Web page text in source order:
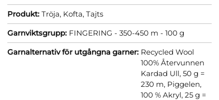
Produkt: Tröja, Kofta, Tajts
Garnviktsgrupp: FINGERING - 350-450 m - 100 g
Garnalternativ för utgångna garner: Recycled Wool
100% Återvunnen
Kardad Ull, 50 g =
230 m, Piggelen,
100 % Akryl, 25 g =